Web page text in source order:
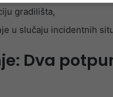
gradilišta,
u slučaju incidentnih
Dva